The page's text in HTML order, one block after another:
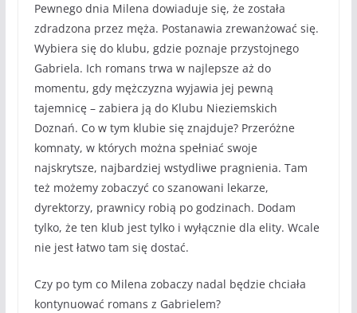
Pewnego dnia Milena dowiaduje się, że została
zdradzona przez męża. Postanawia zrewanżować się.
Wybiera się do klubu, gdzie poznaje przystojnego
Gabriela. Ich romans trwa w najlepsze aż do
momentu, gdy mężczyzna wyjawia jej pewną
tajemnicę – zabiera ją do Klubu Nieziemskich
Doznań. Co w tym klubie się znajduje? Przeróżne
komnaty, w których można spełniać swoje
najskrytsze, najbardziej wstydliwe pragnienia. Tam
też możemy zobaczyć co szanowani lekarze,
dyrektorzy, prawnicy robią po godzinach. Dodam
tylko, że ten klub jest tylko i wyłącznie dla elity. Wcale
nie jest łatwo tam się dostać.
Czy po tym co Milena zobaczy nadal będzie chciała
kontynuować romans z Gabrielem?